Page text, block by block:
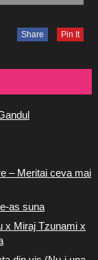
Share Pin It
– Meritai ceva mai
as suna
x Miraj Tzunami x